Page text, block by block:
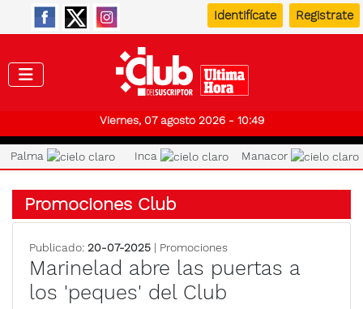
Identifícate Registrate
Viernes, 07 agosto 2026 - 10:49
Palma Inca Manacor
Promociones Club
Publicado: 20-07-2025 | Promociones
Marinelad abre las puertas a
los 'peques' del Club